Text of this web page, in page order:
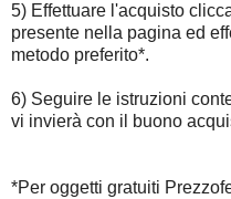
5) Effettuare l'acquisto
presente nella pagina ed
metodo preferito*.
6) Seguire le istruzioni
vi invierà con il buono
*Per oggetti gratuiti